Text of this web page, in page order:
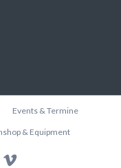
Events & Termine
& Equipment